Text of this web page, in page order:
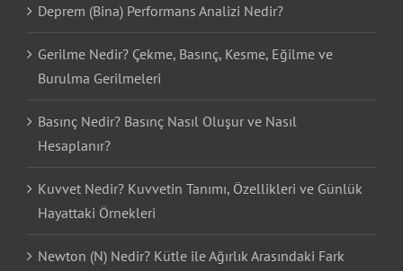
Deprem (Bina) Performans Analizi Nedir?
Gerilme Nedir? Çekme, Basınç, Kesme, Eğilme ve
Burulma Gerilmeleri
Basınç Nedir? Basınç Nasıl Oluşur ve Nasıl
Hesaplanır?
Kuvvet Nedir? Kuvvetin Tanımı, Özellikleri ve Günlük
Hayattaki Örnekleri
Newton (N) Nedir? Kütle ile Ağırlık Arasındaki Fark